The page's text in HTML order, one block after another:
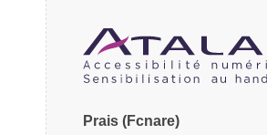
Piars (Fnacre)